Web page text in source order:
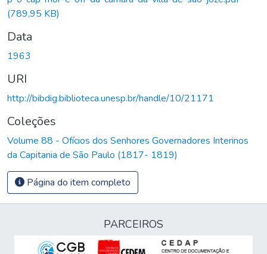
(789,95 KB)
Data
1963
URI
http://bibdig.biblioteca.unesp.br/handle/10/21171
Coleções
Volume 88 - Ofícios dos Senhores Governadores Interinos
da Capitania de São Paulo (1817- 1819)
Página do item completo
PARCEIROS